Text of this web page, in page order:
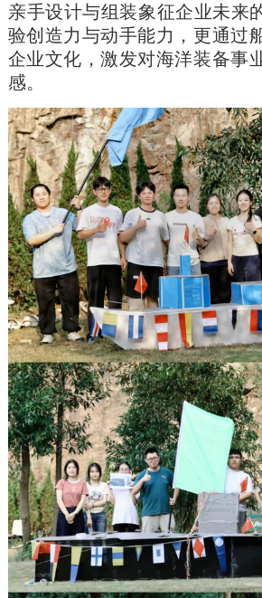
亲手设计与组装象征企业未来
验创造力与动手能力，更通过
企业文化，激发对海洋装备事
感。